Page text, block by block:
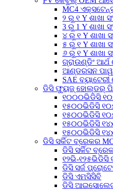
MC4
୨ ରୁ ୧ Y ଶାଖା
3 ରୁ 1 Y ଶାଖା
୪ ରୁ ୧ Y ଶାଖା
୫ ରୁ ୧ Y ଶାଖା
୬ ରୁ ୧ Y ଶାଖା
ଗ୍ରାଉଣ୍ଡିଂ
ଆଣ୍ଡରସନ
SAE
ଡିସି ଫ୍ୟୁଜ୍ ହୋଲ୍ଡର୍
୧୦୦୦ଭିଡିସି
୧୫୦୦ଭିଡିସି
୧୫୦୦ଭିଡିସି
୧୫୦୦ଭିଡିସି
୧୫୦୦ଭିଡିସି
ଡିସି ସର୍କିଟ ବ୍ରେକର
ଡିସି ସର୍କିଟ
୧୨ଭି-୧୨୫ଭିଡିସି
ଡିସି ସର୍ଜ
ଡିସି ଏମସିସିବି
ଡିସି